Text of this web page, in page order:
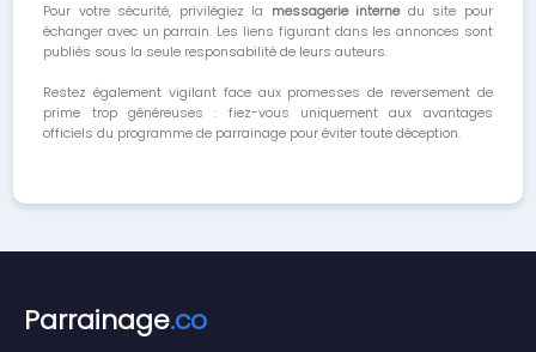
Pour votre sécurité, privilégiez la messagerie internedu site pour
échanger avec un parrain. Les liens figurant dans les annonces sont
publiés sous la seule responsabilité de leurs auteurs.
Restez également vigilant face aux promesses de reversement de
prime trop généreuses : fiez-vous uniquement aux avantages
officiels du programme de parrainage pour éviter toute déception.
Parrainage.co